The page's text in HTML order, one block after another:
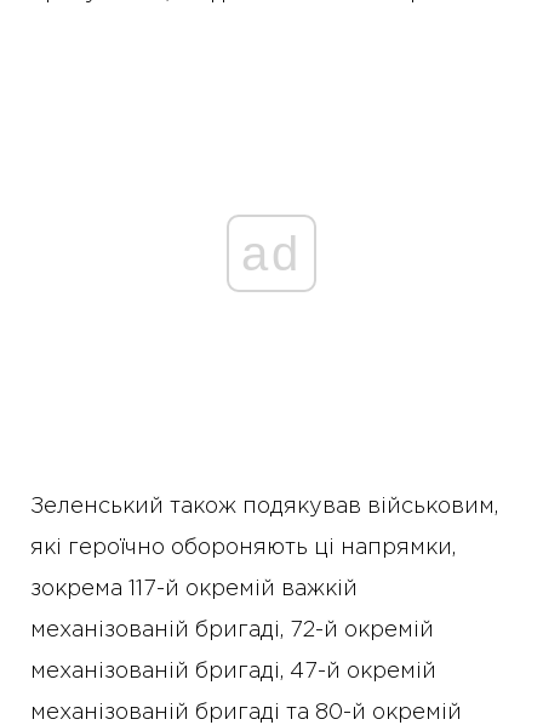
ad
Зеленський також подякував військовим,
які героїчно обороняють ці напрямки,
зокрема 117-й окремій важкій
механізованій бригаді, 72-й окремій
механізованій бригаді, 47-й окремій
механізованій бригаді та 80-й окремій